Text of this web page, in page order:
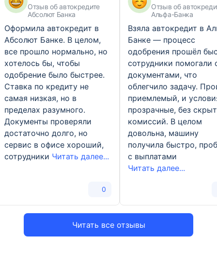
Читать все отзывы
Отзыв об автокредите
Абсолют Банка
Оформила автокредит в
Абсолют Банке. В целом,
все прошло нормально, но
хотелось бы, чтобы
одобрение было быстрее.
Ставка по кредиту не
самая низкая, но в
пределах разумного.
Документы проверяли
достаточно долго, но
сервис в офисе хороший,
сотрудники Читать далее...
0
Отзыв об
Альфа-Банка
Взяла автокредит в
Банке — процесс
одобрения прошёл
сотрудники помогали
документами, что
облегчило задачу.
приемлемый, и
прозрачные, без
комиссий. В целом
довольна, машину
получила быстро,
с выплатами
Читать далее...